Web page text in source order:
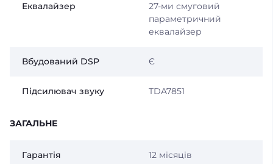
Еквалайзер
27-ми смуговий
параметричний
еквалайзер
Вбудований DSP Є
Підсилювач звуку TDA7851
ЗАГАЛЬНЕ
Гарантія 12 місяців